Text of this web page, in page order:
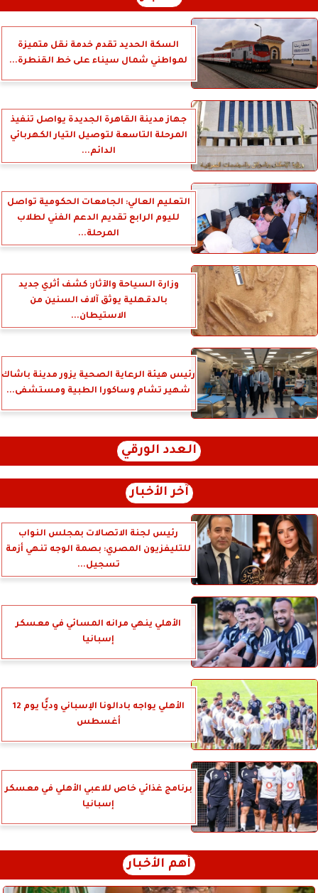
السكة الحديد تقدم خدمة نقل متميزة
لمواطني شمال سيناء على خط القنطرة...
جهاز مدينة القاهرة الجديدة يواصل تنفيذ
المرحلة التاسعة لتوصيل التيار الكهربائي
الدائم...
التعليم العالي: الجامعات الحكومية تواصل
لليوم الرابع تقديم الدعم الفني لطلاب
المرحلة...
وزارة السياحة والآثار: كشف أثري جديد
بالدقهلية يوثق آلاف السنين من
الاستيطان...
رئيس هيئة الرعاية الصحية يزور مدينة باشاك
شهير تشام وساكورا الطبية ومستشفى...
العدد الورقي
آخر الأخبار
رئيس لجنة الاتصالات بمجلس النواب
للتليفزيون المصري: بصمة الوجه تنهي أزمة
تسجيل...
الأهلي ينهي مرانه المسائي في معسكر
إسبانيا
الأهلي يواجه بادالونا الإسباني وديًّا يوم 12
أغسطس
برنامج غذائي خاص للاعبي الأهلي في معسكر
إسبانيا
أهم الأخبار